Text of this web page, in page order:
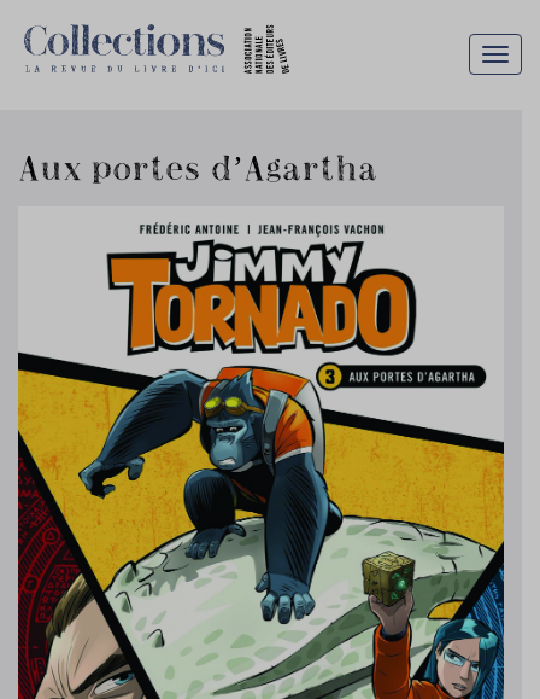
Aux portes d’Agartha